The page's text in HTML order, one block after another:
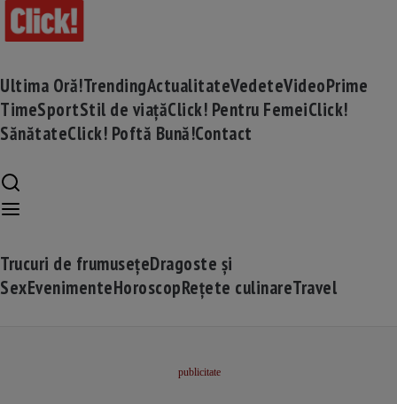
Ultima Oră!TrendingActualitateVedeteVideoPrime
TimeSportStil de viațăClick! Pentru FemeiClick!
SănătateClick! Poftă Bună!Contact
Trucuri de frumusețeDragoste și
SexEvenimenteHoroscopRețete culinareTravel